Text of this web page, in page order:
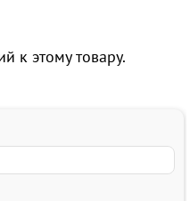
к этому товару.